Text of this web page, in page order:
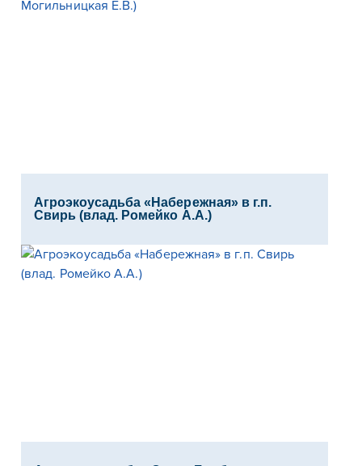
Агроэкоусадьба «Набережная» в г.п.
Свирь (влад. Ромейко А.А.)